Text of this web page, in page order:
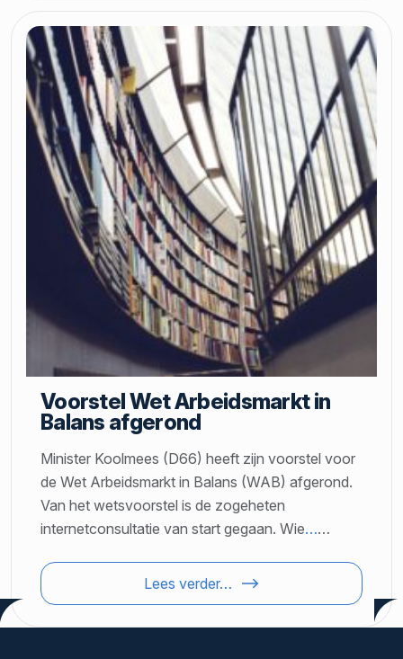
Voorstel Wet Arbeidsmarkt in
Balans afgerond
Minister Koolmees (D66) heeft zijn voorstel voor
de Wet Arbeidsmarkt in Balans (WAB) afgerond.
Van het wetsvoorstel is de zogeheten
internetconsultatie van start gegaan. Wie……
Lees verder…